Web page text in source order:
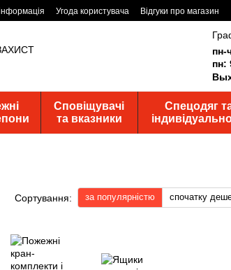
Угода користувача
Відгуки про магазин
пн-
пн:
Сповіщувачі
та вказники
Спецодяг
Сортування: за популярністю спочатку